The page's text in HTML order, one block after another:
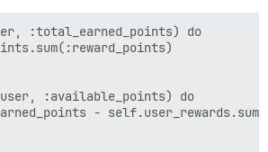
:total_earned_points) do
:available_points) do
-